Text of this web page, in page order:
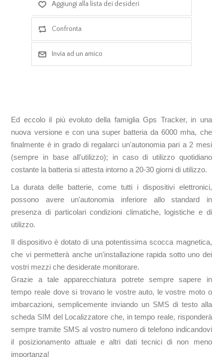
Ed eccolo il più evoluto della famiglia Gps Tracker, in una
nuova versione e con una super batteria da 6000 mha, che
finalmente è in grado di regalarci un'autonomia pari a 2 mesi
(sempre in base all'utilizzo); in caso di utilizzo quotidiano
costante la batteria si attesta intorno a 20-30 giorni di utilizzo.
La durata delle batterie, come tutti i dispositivi elettronici,
possono avere un'autonomia inferiore allo standard in
presenza di particolari condizioni climatiche, logistiche e di
utilizzo.
Il dispositivo è dotato di una potentissima scocca magnetica,
che vi permetterà anche un'installazione rapida sotto uno dei
vostri mezzi che desiderate monitorare.
Grazie a tale apparecchiatura potrete sempre sapere in
tempo reale dove si trovano le vostre auto, le vostre moto o
imbarcazioni, semplicemente inviando un SMS di testo alla
scheda SIM del Localizzatore che, in tempo reale, risponderà
sempre tramite SMS al vostro numero di telefono indicandovi
il posizionamento attuale e altri dati tecnici di non meno
importanza!